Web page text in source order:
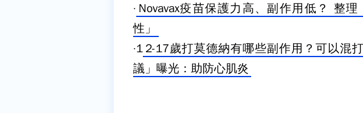
· Novavax疫苗保護力高、副作用低？ 整
性」
·1 2-17歲打莫德納有哪些副作用？可以混
議」曝光：助防心肌炎